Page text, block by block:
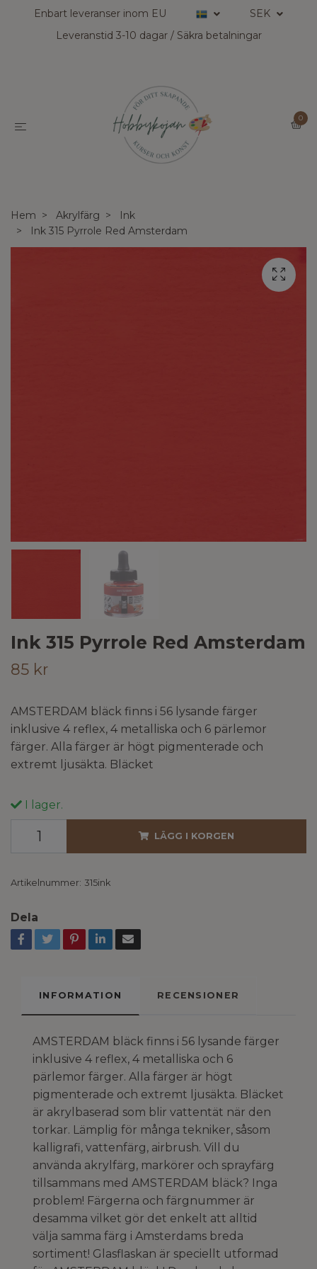
Enbart leveranser inom EU
SEK
Leveranstid 3-10 dagar / Säkra betalningar
0
Hem Akrylfärg
Ink
Ink 315 Pyrrole Red Amsterdam
Ink 315 Pyrrole Red Amsterdam
85 kr
AMSTERDAM bläck finns i 56 lysande färger
inklusive 4 reflex, 4 metalliska och 6 pärlemor
färger. Alla färger är högt pigmenterade och
extremt ljusäkta. Bläcket
I lager.
LÄGG I KORGEN
Artikelnummer: 315ink
Dela
INFORMATION RECENSIONER
AMSTERDAM bläck finns i 56 lysande färger
inklusive 4 reflex, 4 metalliska och 6
pärlemor färger. Alla färger är högt
pigmenterade och extremt ljusäkta. Bläcket
är akrylbaserad som blir vattentät när den
torkar. Lämplig för många tekniker, såsom
kalligrafi, vattenfärg, airbrush. Vill du
använda akrylfärg, markörer och sprayfärg
tillsammans med AMSTERDAM bläck? Inga
problem! Färgerna och färgnummer är
desamma vilket gör det enkelt att alltid
välja samma färg i Amsterdams breda
sortiment! Glasflaskan är speciellt utformad